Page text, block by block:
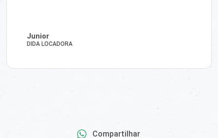
Junior
DIDA LOCADORA
Compartilhar